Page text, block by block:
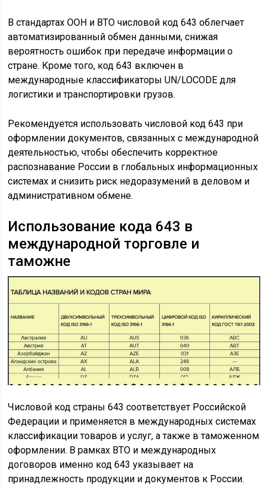
В стандартах ООН и ВТО числовой код 643 облегчает
автоматизированный обмен данными, снижая
вероятность ошибок при передаче информации о
стране. Кроме того, код 643 включен в
международные классификаторы UN/LOCODE для
логистики и транспортировки грузов.
Рекомендуется использовать числовой код 643 при
оформлении документов, связанных с международной
деятельностью, чтобы обеспечить корректное
распознавание России в глобальных информационных
системах и снизить риск недоразумений в деловом и
административном обмене.
Использование кода 643 в
международной торговле и
таможне
Числовой код страны 643 соответствует Российской
Федерации и применяется в международных системах
классификации товаров и услуг, а также в таможенном
оформлении. В рамках ВТО и международных
договоров именно код 643 указывает на
принадлежность продукции и документов к России.